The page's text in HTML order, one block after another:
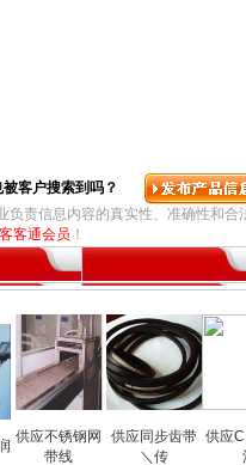
客户搜索到吗？
负责信息内容的真实性、准确性和
客客通会员 ！
供应不锈钢网
带线
供应同步齿带
＼传
供应